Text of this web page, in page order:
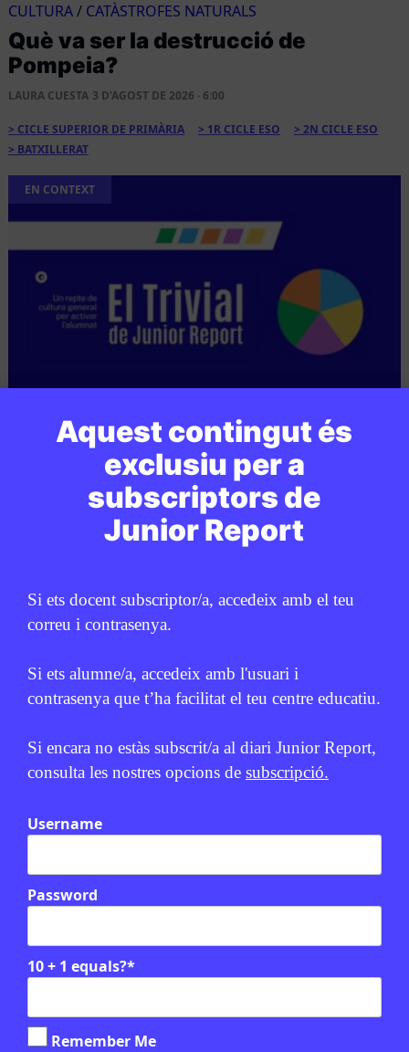
Aquest contingut és
exclusiu per a
subscriptors de
Junior Report
Si ets docent subscriptor/a, accedeix amb el teu
correu i contrasenya.
Si ets alumne/a, accedeix amb l'usuari i
contrasenya que t’ha facilitat el teu centre educatiu.
Si encara no estàs subscrit/a al diari Junior Report,
consulta les nostres opcions de subscripció.
Username
Password
10 + 1 equals?*
Remember Me
CULTURA/ CATÀSTROFES NATURALS
Què va ser la destrucció de
Pompeia?
LAURA CUESTA 3 D'AGOST DE 2026 · 6:00
CICLE SUPERIOR DE PRIMÀRIA 1R CICLE ESO
2N CICLE ESO
BATXILLERAT
EN CONTEXT
ESPORTS
Trivial de cultura general (18)
JUNIOR REPORT 31 DE JULIOL DE 2026 · 6:00
2N CICLE ESO
BATXILLERAT